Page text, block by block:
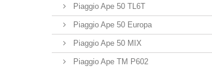
Piaggio Ape 50 TL6T
Piaggio Ape 50 Europa
Piaggio Ape 50 MIX
Piaggio Ape TM P602